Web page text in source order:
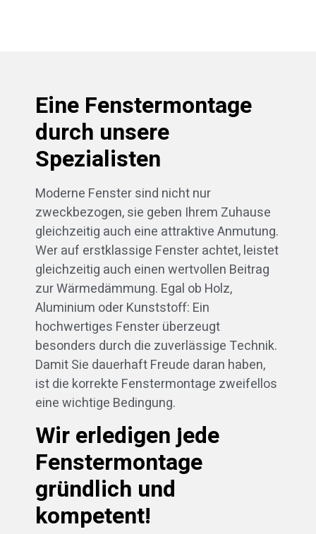
Eine Fenstermontage
durch unsere
Spezialisten
Moderne Fenster sind nicht nur
zweckbezogen, sie geben Ihrem Zuhause
gleichzeitig auch eine attraktive Anmutung.
Wer auf erstklassige Fenster achtet, leistet
gleichzeitig auch einen wertvollen Beitrag
zur Wärmedämmung. Egal ob Holz,
Aluminium oder Kunststoff: Ein
hochwertiges Fenster überzeugt
besonders durch die zuverlässige Technik.
Damit Sie dauerhaft Freude daran haben,
ist die korrekte Fenstermontage zweifellos
eine wichtige Bedingung.
Wir erledigen jede
Fenstermontage
gründlich und
kompetent!